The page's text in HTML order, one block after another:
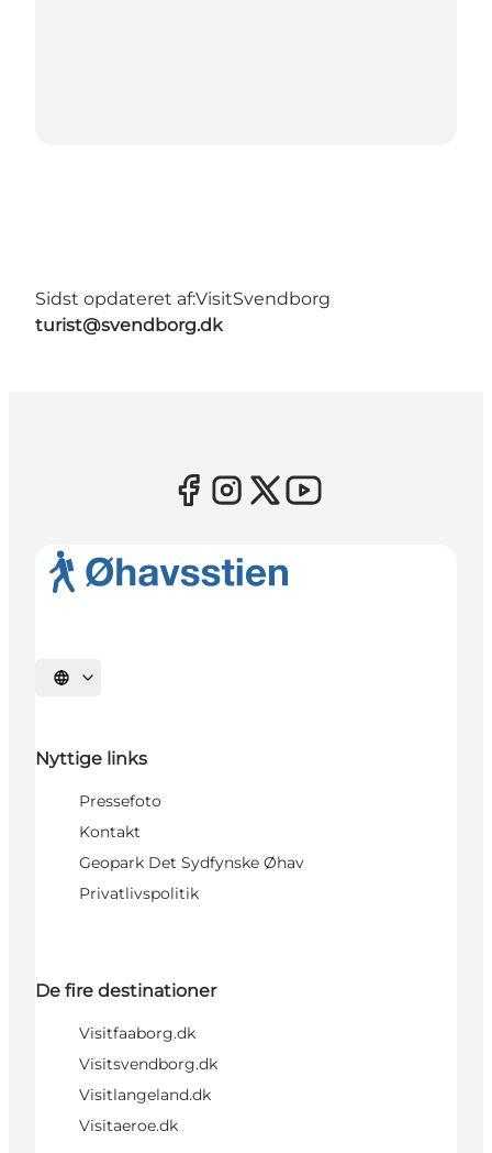
Sidst opdateret af:VisitSvendborg
turist@svendborg.dk
Vælg sprog
Nyttige links
Pressefoto
Kontakt
Geopark Det Sydfynske Øhav
Privatlivspolitik
De fire destinationer
Visitfaaborg.dk
Visitsvendborg.dk
Visitlangeland.dk
Visitaeroe.dk